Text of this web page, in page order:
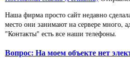
Наша фирма просто сайт недавно
место они занимают на сервере много,
"Контакты" есть все наши телефоны.
Вопрос: На моем объекте нет